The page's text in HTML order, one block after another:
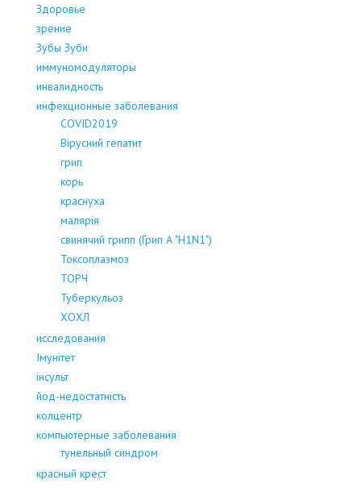
Здоровье
зрение
Зубы Зуби
иммуномодуляторы
инвалидность
инфекционные заболевания
COVID2019
Вірусний гепатит
грип
корь
краснуха
малярія
свинячий грипп (Грип А "H1N1")
Токсоплазмоз
ТОРЧ
Туберкульоз
ХОХЛ
исследования
Імунітет
інсульт
йод-недостатність
колцентр
компьютерные заболевания
тунельный синдром
красный крест